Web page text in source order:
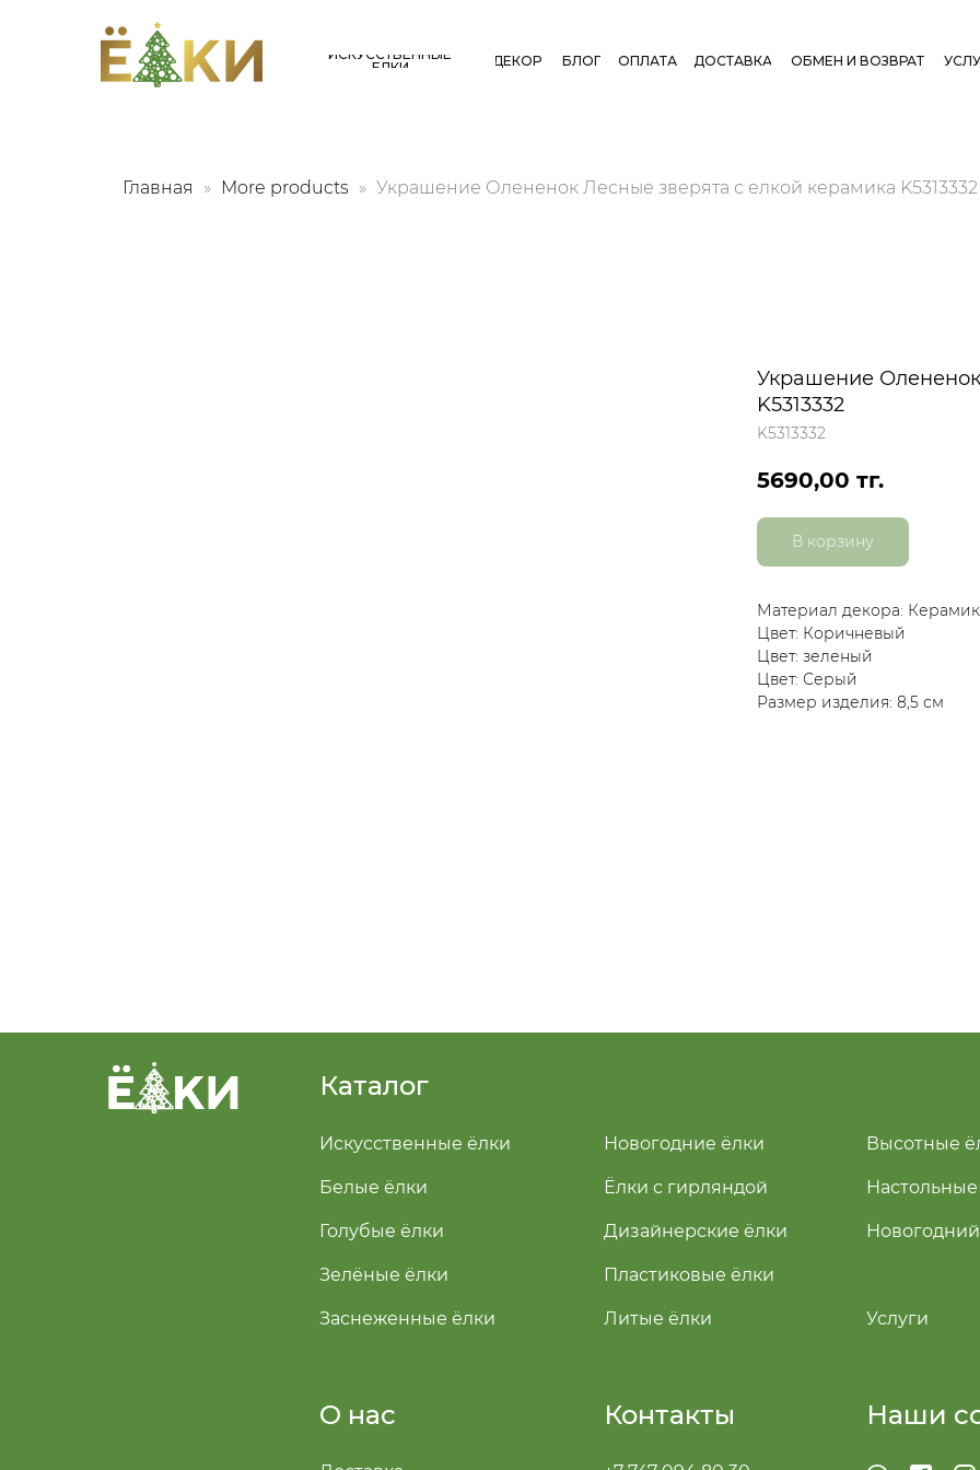
ОБМЕН И ВОЗВРАТ
ДОСТАВКА
ОПЛАТА
БЛОГ
ДЕКОР
ИСКУССТВЕННЫЕ
ЕЛКИ
Главная More products Украшение Олененок Лесные зверята с елкой керамика K5313332
Украшение
K5313332
K5313332
5690,00 тг.
В корзину
Материал декора:
Цвет: Коричневый
Цвет: зеленый
Цвет: Серый
Размер изделия: 8,5 см
О нас
Каталог
Контакты Наши
Искусственные ёлки
Белые ёлки
Голубые ёлки
Зелёные ёлки
Заснеженные ёлки
Новогодние ёлки
Ёлки с гирляндой
Дизайнерские ёлки
Пластиковые ёлки
Литые ёлки
Высотные
Услуги